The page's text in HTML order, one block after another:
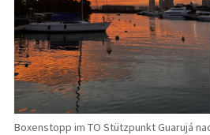
Boxenstopp im TO Stützpunkt Guarujá